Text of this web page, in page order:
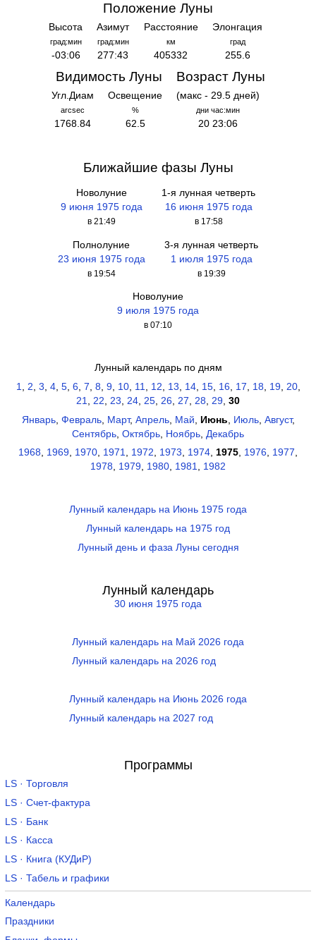
Положение Луны
Высота
град:мин
-03:06
Азимут
град:мин
277:43
Расстояние
км
405332
Элонгация
град
255.6
Видимость Луны
Угл.Диам
arcsec
1768.84
Освещение
%
62.5
Возраст Луны
(макс - 29.5 дней)
дни час:мин
20 23:06
Ближайшие фазы Луны
Новолуние
9 июня 1975 года
в 21:49
1-я лунная четверть
16 июня 1975 года
в 17:58
Полнолуние
23 июня 1975 года
в 19:54
3-я лунная четверть
1 июля 1975 года
в 19:39
Новолуние
9 июля 1975 года
в 07:10
Лунный календарь по дням
1
2 3 4, 5, 6, 7 8 9, 10, 11 12 13 14, 15, 16, 17 18 19, 20,
21
22 23 24 25 26 27 28 29 30
Январь, Февраль, Март, Апрель, Май Июнь Июль, Август,
Сентябрь Октябрь Ноябрь Декабрь
1968, 1969, 1970, 1971, 1972, 1973, 1974, 1975, 1976, 1977,
1978, 1979, 1980, 1981, 1982
Лунный календарь на Июнь 1975 года
Лунный календарь на 1975 год
Лунный день и фаза Луны сегодня
Лунный календарь
30 июня 1975 года
Лунный календарь на Май 2026 года
Лунный календарь на 2026 год
Лунный календарь на Июнь 2026 года
Лунный календарь на 2027 год
Программы
LS · Торговля
LS · Счет-фактура
LS · Банк
LS · Касса
LS · Книга (КУДиР)
LS · Табель и графики
Календарь
Праздники